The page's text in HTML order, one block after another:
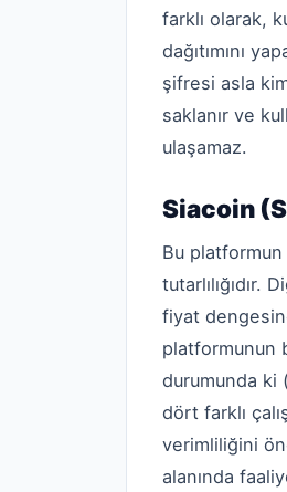
farklı olarak,
dağıtımını
şifresi asla
saklanır ve
ulaşamaz.
Siacoin
Bu
tutarlılığıdır.
fiyat
platformunun
durumunda ki
dört farklı
verimliliğini
alanında